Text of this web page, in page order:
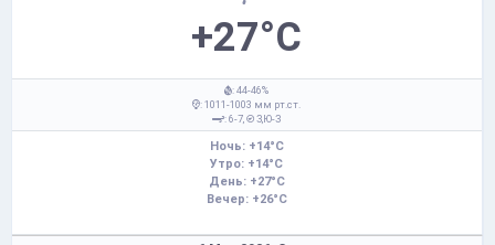
+27°C
: 44-46%
: 1011-1003 мм рт.ст.
: 6-7,
З,Ю-З
Ночь: +14°C
Утро: +14°C
День: +27°C
Вечер: +26°C